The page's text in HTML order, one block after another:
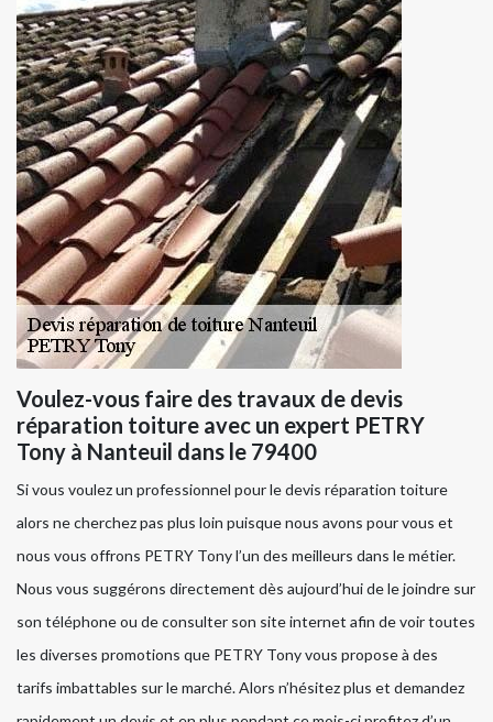
Voulez-vous faire des travaux de devis
réparation toiture avec un expert PETRY
Tony à Nanteuil dans le 79400
Si vous voulez un professionnel pour le devis réparation toiture
alors ne cherchez pas plus loin puisque nous avons pour vous et
nous vous offrons PETRY Tony l’un des meilleurs dans le métier.
Nous vous suggérons directement dès aujourd’hui de le joindre sur
son téléphone ou de consulter son site internet afin de voir toutes
les diverses promotions que PETRY Tony vous propose à des
tarifs imbattables sur le marché. Alors n’hésitez plus et demandez